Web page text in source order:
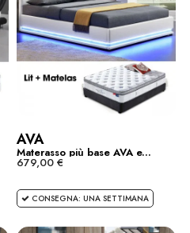
AVA
Materasso più base AVA e...
679,00 €
CONSEGNA: UNA SETTIMANA